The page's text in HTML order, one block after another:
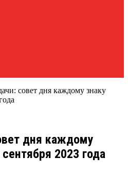
совет дня каждому знаку
дня каждому
2023 года